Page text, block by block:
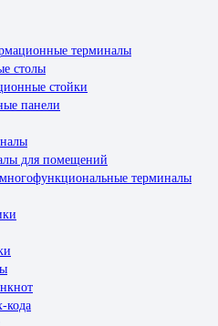
терминалы
столы
стойки
панели
для помещений
многофункциональные терминалы
кода